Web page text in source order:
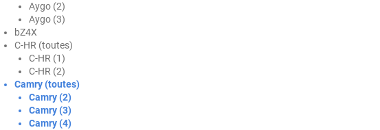
Great
Grecav
Gwm
Holden
Honda
Aygo (2)
Aygo (3)
bZ4X
C-HR (toutes)
C-HR (1)
C-HR (2)
Camry (toutes)
Camry (2)
Camry (3)
Camry (4)